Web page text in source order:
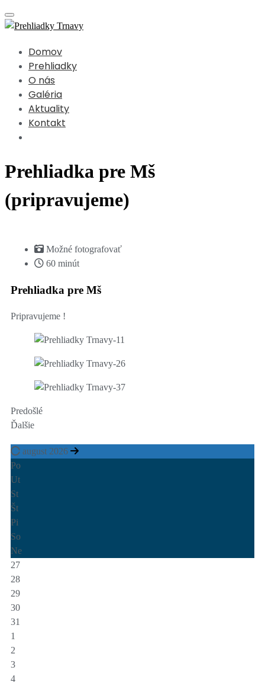
Toggle navigation
Domov
Prehliadky
O nás
Galéria
Aktuality
Kontakt
Prehliadka pre Mš
(pripravujeme)
Možné fotografovať
60 minút
Prehliadka pre Mš
Pripravujeme !
Predošlé
Ďalšie
august 2026
Po
Ut
St
Št
Pi
So
Ne
27
28
29
30
31
1
2
3
4